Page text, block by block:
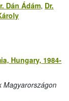
Dán Ádám, Dr.
Hungary, 1984-
Magyarországon